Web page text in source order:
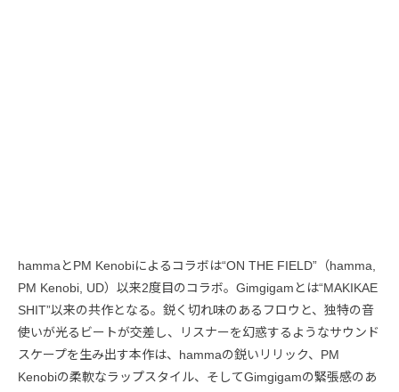
hammaとPM Kenobiによるコラボは“ON THE FIELD”（hamma,
PM Kenobi, UD）以来2度目のコラボ。Gimgigamとは“MAKIKAE
SHIT”以来の共作となる。鋭く切れ味のあるフロウと、独特の音
使いが光るビートが交差し、リスナーを幻惑するようなサウンド
スケープを生み出す本作は、hammaの鋭いリリック、PM
Kenobiの柔軟なラップスタイル、そしてGimgigamの緊張感のあ